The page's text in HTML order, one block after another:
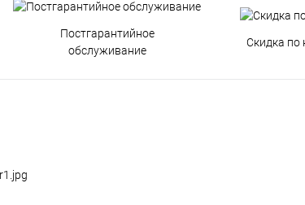
Постгарантийное
обслуживание
Скидка по